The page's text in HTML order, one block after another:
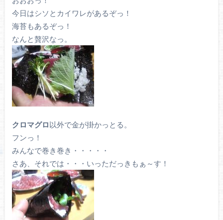
今日はシソとカイワレがあるぞっ！
海苔もあるぞっ！
なんと贅沢なっ。
クロマグロ以外で金が掛かっとる。
フンっ！
みんなで巻き巻き・・・・・
さあ、それでは・・・いっただっきもぁ～す！